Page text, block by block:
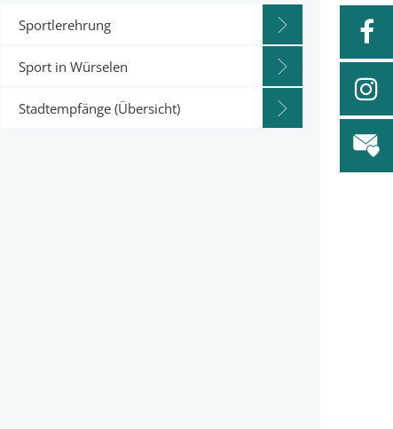
Sportlerehrung
Sport in Würselen
Stadtempfänge (Übersicht)